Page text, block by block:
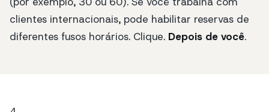
clientes internacionais, pode habilitar reservas de
diferentes fusos horários. Clique. Depois de você.